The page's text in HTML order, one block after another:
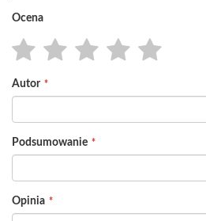
Ocena
star
stars
stars
stars
stars
Autor
Podsumowanie
Opinia